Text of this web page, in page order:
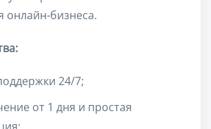
онлайн-бизнеса.
24/7;
от 1 дня и простая